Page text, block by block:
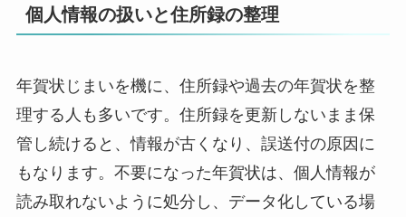
個人情報の扱いと住所録の整理
年賀状じまいを機に、住所録や過去の年賀状を整
理する人も多いです。住所録を更新しないまま保
管し続けると、情報が古くなり、誤送付の原因に
もなります。不要になった年賀状は、個人情報が
読み取れないように処分し、データ化している場